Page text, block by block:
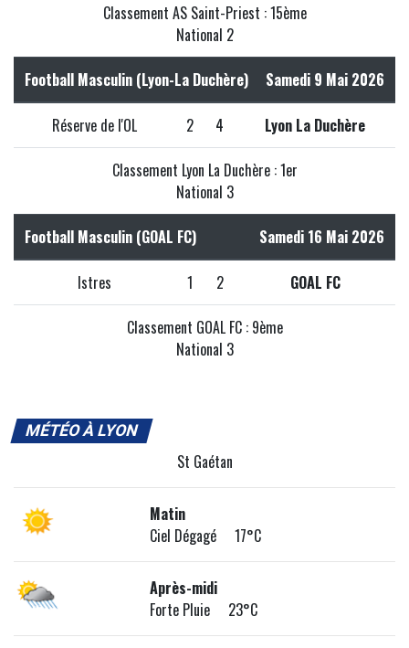
Classement AS Saint-Priest : 15ème
National 2
Football Masculin (Lyon-La Duchère) Samedi 9 Mai 2026
Réserve de l'OL 2 4 Lyon La Duchère
Classement Lyon La Duchère : 1er
National 3
Football Masculin (GOAL FC) Samedi 16 Mai 2026
Istres 1 2 GOAL FC
Classement GOAL FC : 9ème
National 3
MÉTÉO À LYON
St Gaétan
Matin
Ciel Dégagé 17°C
Après-midi
Forte Pluie 23°C